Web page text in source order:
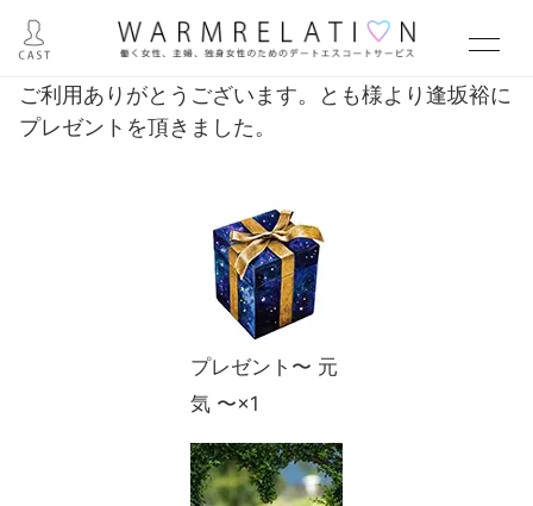
ご利用ありがとうございます。とも様より逢坂裕に
プレゼントを頂きました。
プレゼント〜 元
気 〜×1